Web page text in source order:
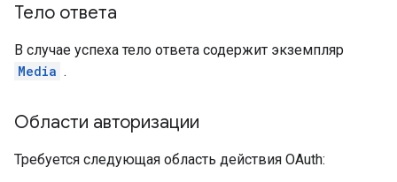
Тело ответа
В случае успеха тело ответа содержит экземпляр
Media .
Области авторизации
Требуется следующая область действия OAuth: